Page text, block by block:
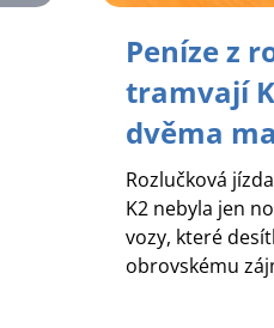
Peníze z
tramvají
dvěma
Rozlučková
K2 nebyla jen
vozy, které
obrovskému